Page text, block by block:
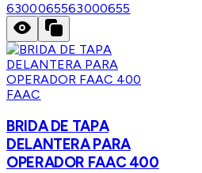
6300065563000655
FAAC
BRIDA DE TAPA
DELANTERA PARA
OPERADOR FAAC 400